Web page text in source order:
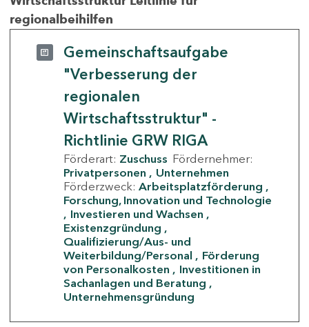
regionalbeihilfen
Gemeinschaftsaufgabe
"Verbesserung der
regionalen
Wirtschaftsstruktur" -
Richtlinie GRW RIGA
Förderart: Zuschuss Fördernehmer:
Privatpersonen
Unternehmen
Förderzweck: Arbeitsplatzförderung
Forschung, Innovation und Technologie
Investieren und Wachsen
Existenzgründung
Qualifizierung/Aus- und
Weiterbildung/Personal
Förderung
von Personalkosten
Investitionen in
Sachanlagen und Beratung
Unternehmensgründung